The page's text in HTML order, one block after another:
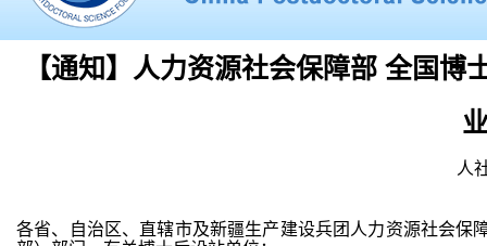
【通知】人力资源社会保障部 全国
人
各省、自治区、直辖市及新疆生产建设兵团人力资源社会